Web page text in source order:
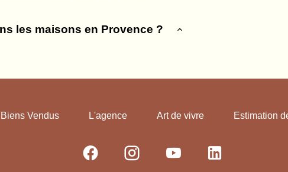
les maisons en Provence ?
Biens Vendus L'agence Art de vivre Estimation